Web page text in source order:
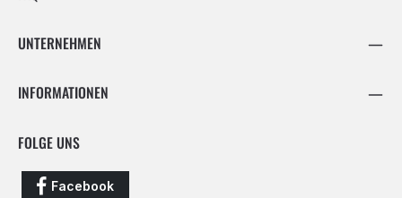
UNTERNEHMEN
INFORMATIONEN
FOLGE UNS
Facebook